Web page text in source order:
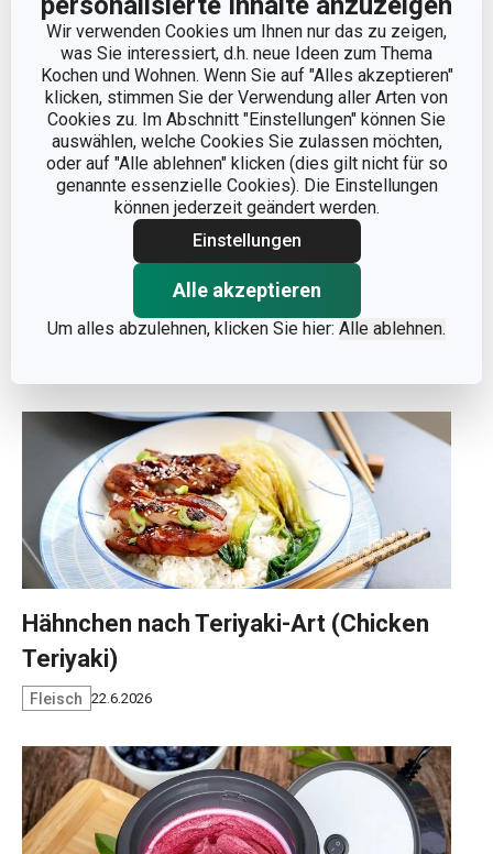
Wir verwenden Cookies um Ihnen nur das zu zeigen,
was Sie interessiert, d.h. neue Ideen zum Thema
Kochen und Wohnen. Wenn Sie auf "Alles akzeptieren"
klicken, stimmen Sie der Verwendung aller Arten von
Cookies zu. Im Abschnitt "Einstellungen" können Sie
auswählen, welche Cookies Sie zulassen möchten,
oder auf "Alle ablehnen" klicken (dies gilt nicht für so
genannte essenzielle Cookies). Die Einstellungen
können jederzeit geändert werden.
Einstellungen
Alle akzeptieren
Um alles abzulehnen, klicken Sie hier: Alle ablehnen.
(Airfryer)
Süß 3.7.2026
Minestrone-Suppe
Hähnchen nach Teriyaki-Art (Chicken
Teriyaki)
Fleisch 22.6.2026